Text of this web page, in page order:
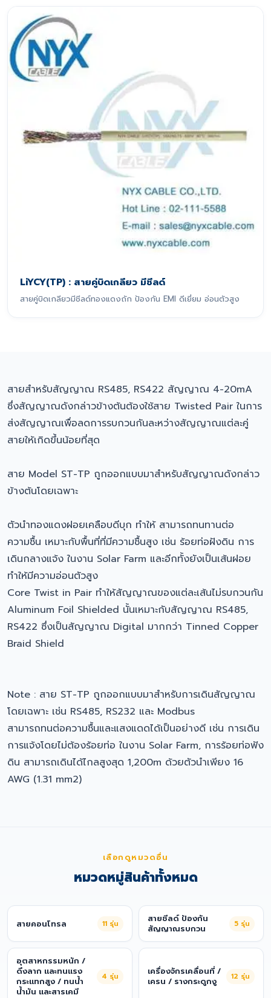
LiYCY(TP) : สายคู่บิดเกลียว มีชีลด์
สายคู่บิดเกลียวมีชีลด์ทองแดงถัก ป้องกัน EMI ดีเยี่ยม อ่อนตัวสูง
สายสำหรับสัญญาณ RS485, RS422 สัญญาณ 4-20mA
ซึ่งสัญญาณดังกล่าวข้างต้นต้องใช้สาย Twisted Pair ในการ
ส่งสัญญาณเพื่อลดการรบกวนกันละหว่างสัญญาณแต่ละคู่
สายให้เกิดขึ้นน้อยที่สุด
สาย Model ST-TP ถูกออกแบบมาสำหรับสัญญาณดังกล่าว
ข้างต้นโดยเฉพาะ
ตัวนำทองแดงฝอยเคลือบดีบุก ทำให้ สามารถทนทานต่อ
ความชื้น เหมาะกับพื้นที่ที่มีความชื้นสูง เช่น ร้อยท่อฝังดิน การ
เดินกลางแจ้ง ในงาน Solar Farm และอีกทั้งยังเป็นเส้นฝอย
ทำให้มีความอ่อนตัวสูง
Core Twist in Pair ทำให้สัญญาณของแต่ละเส้นไม่รบกวนกัน
Aluminum Foil Shielded นั้นเหมาะกับสัญญาณ RS485,
RS422 ซึ่งเป็นสัญญาณ Digital มากกว่า Tinned Copper
Braid Shield
Note : สาย ST-TP ถูกออกแบบมาสำหรับการเดินสัญญาณ
โดยเฉพาะ เช่น RS485, RS232 และ Modbus
สามารถทนต่อความชื้นและแสงแดดได้เป็นอย่างดี เช่น การเดิน
การแจ้งโดยไม่ต้องร้อยท่อ ในงาน Solar Farm, การร้อยท่อฟัง
ดิน สามารถเดินได้ไกลสูงสุด 1,200m ด้วยตัวนำเพียง 16
AWG (1.31 mm2)
เลือกดูหมวดอื่น
หมวดหมู่สินค้าทั้งหมด
สายคอนโทรล 11 รุ่น
สายชีลด์ ป้องกัน
สัญญาณรบกวน
5 รุ่น
อุตสาหกรรมหนัก /
ดึงลาก และทนแรง
กระแทกสูง / ทนน้ำ
น้ำมัน และสารเคมี
4 รุ่น
เครื่องจักรเคลื่อนที่ /
เครน / รางกระดูกงู
12 รุ่น